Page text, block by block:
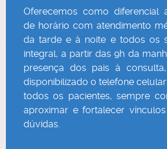
Oferecemos como diferencial
de horário com atendimento
da tarde e à noite e todos os
integral, a partir das 9h da
presença dos pais à
disponibilizado o telefone celular
todos os pacientes, sempre
aproximar e fortalecer
dúvidas.